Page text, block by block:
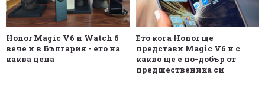
Honor Magic V6 и Watch 6
вече и в България - ето на
каква цена
Ето кога Honor ще
представи Magic V6 и с
какво ще е по-добър от
предшественика си